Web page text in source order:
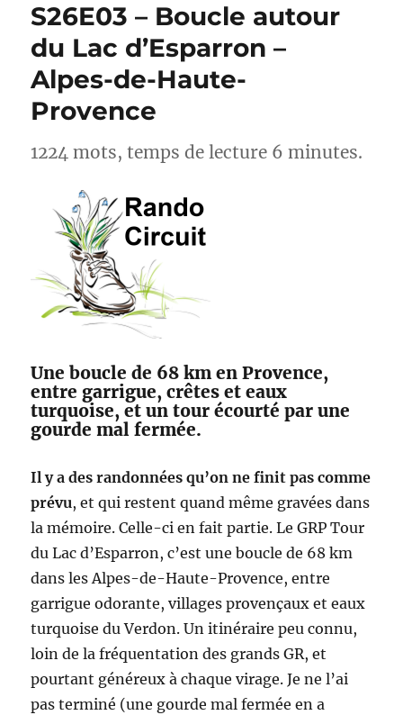
mois-
S26E03 – Boucle autour
du Lac d’Esparron –
Alpes-de-Haute-
Provence
1224 mots, temps de lecture 6 minutes.
Une boucle de 68 km en Provence,
entre garrigue, crêtes et eaux
turquoise, et un tour écourté par une
gourde mal fermée.
Il y a des randonnées qu’on ne finit pas comme
prévu, et qui restent quand même gravées dans
la mémoire. Celle-ci en fait partie. Le GRP Tour
du Lac d’Esparron, c’est une boucle de 68 km
dans les Alpes-de-Haute-Provence, entre
garrigue odorante, villages provençaux et eaux
turquoise du Verdon. Un itinéraire peu connu,
loin de la fréquentation des grands GR, et
pourtant généreux à chaque virage. Je ne l’ai
pas terminé (une gourde mal fermée en a